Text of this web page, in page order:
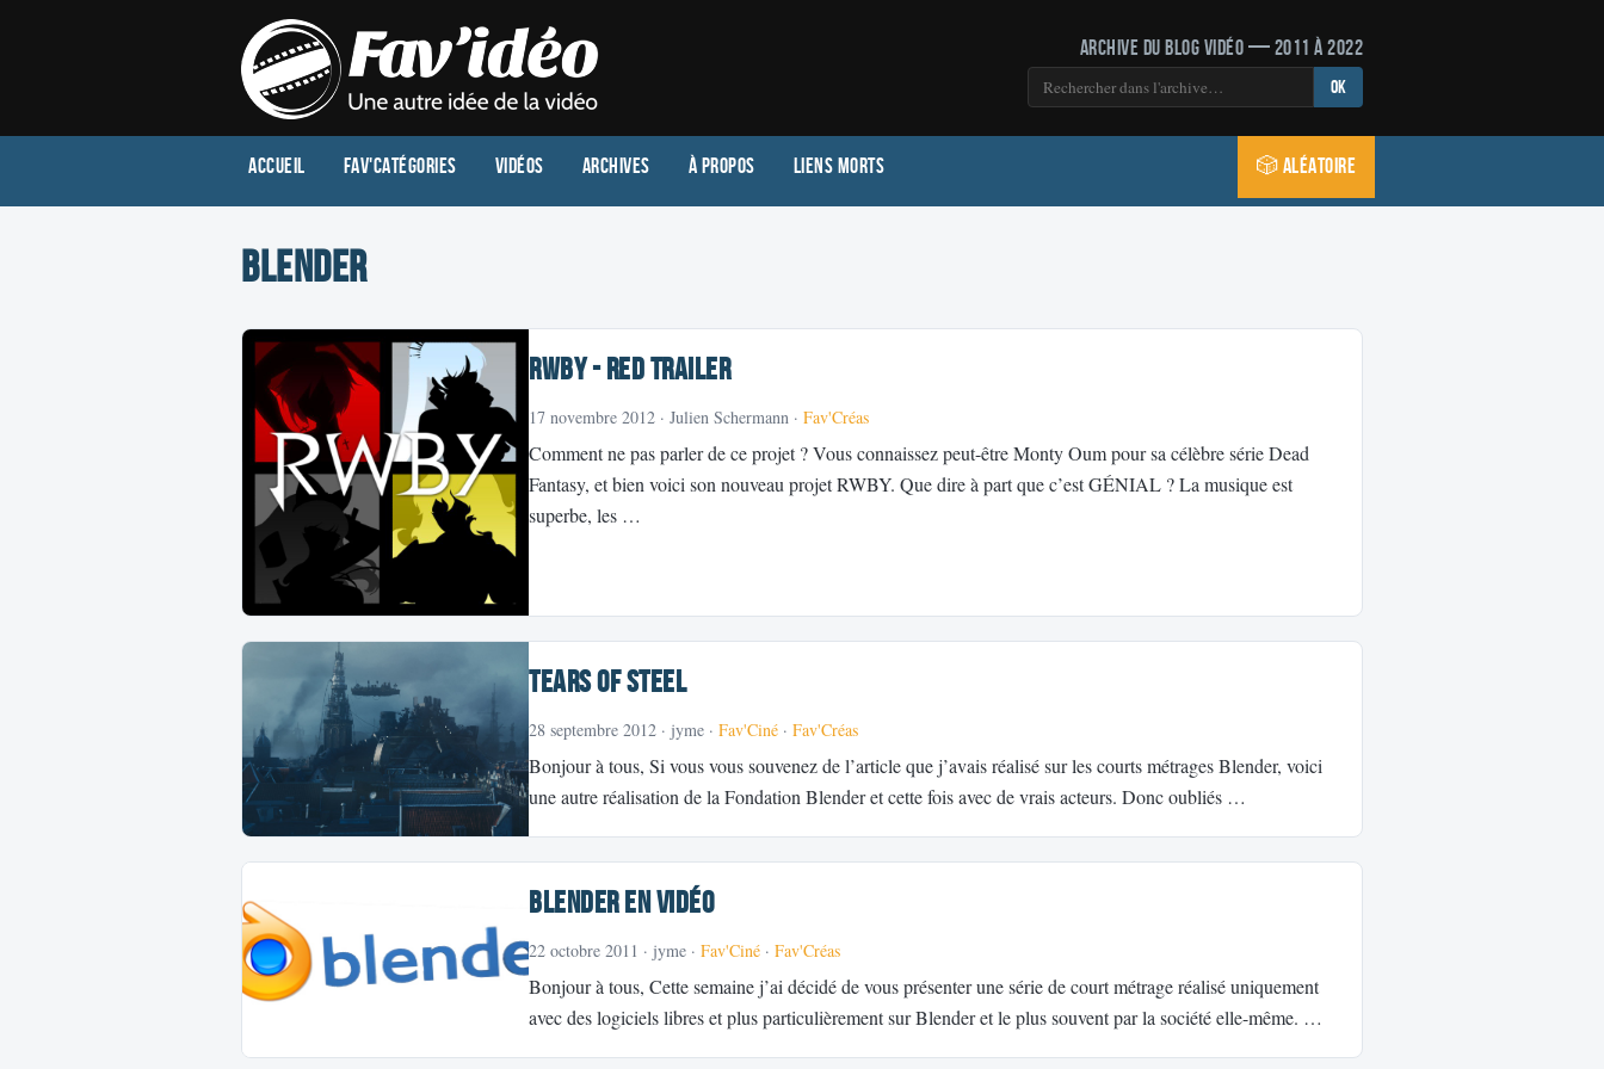
Archive du blog vidéo — 2011 à 2022
OK
Accueil Fav'Catégories Vidéos Archives À propos Liens morts 🎲 Aléatoire
Blender
RWBY - Red trailer
17 novembre 2012 · Julien Schermann · Fav'Créas
Comment ne pas parler de ce projet ? Vous connaissez peut-être Monty Oum pour sa célèbre série Dead
Fantasy, et bien voici son nouveau projet RWBY. Que dire à part que c’est GÉNIAL ? La musique est
superbe, les …
Tears of Steel
28 septembre 2012 · jyme · Fav'Ciné · Fav'Créas
Bonjour à tous, Si vous vous souvenez de l’article que j’avais réalisé sur les courts métrages Blender, voici
une autre réalisation de la Fondation Blender et cette fois avec de vrais acteurs. Donc oubliés …
Blender en vidéo
22 octobre 2011 · jyme · Fav'Ciné · Fav'Créas
Bonjour à tous, Cette semaine j’ai décidé de vous présenter une série de court métrage réalisé uniquement
avec des logiciels libres et plus particulièrement sur Blender et le plus souvent par la société elle-même. …